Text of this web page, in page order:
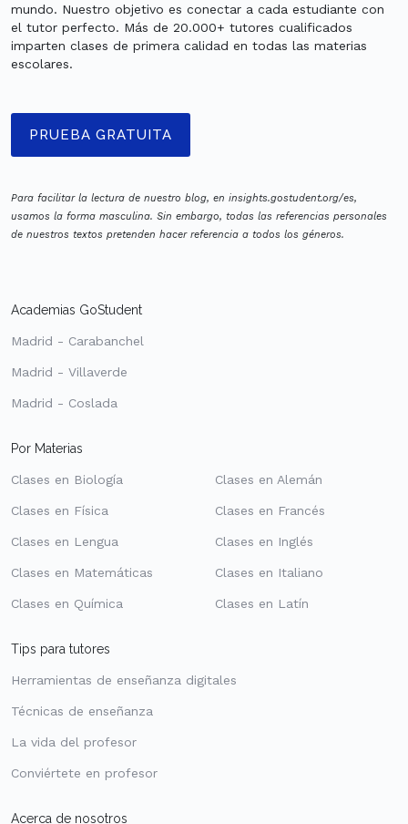
mundo. Nuestro objetivo es conectar a cada estudiante con
el tutor perfecto. Más de 20.000+ tutores cualificados
imparten clases de primera calidad en todas las materias
escolares.
PRUEBA GRATUITA
Para facilitar la lectura de nuestro blog, en insights.gostudent.org/es,
usamos la forma masculina. Sin embargo, todas las referencias personales
de nuestros textos pretenden hacer referencia a todos los géneros.
Academias GoStudent
Madrid - Carabanchel
Madrid - Villaverde
Madrid - Coslada
Por Materias
Clases en Biología
Clases en Física
Clases en Lengua
Clases en Matemáticas
Clases en Química
Clases en Alemán
Clases en Francés
Clases en Inglés
Clases en Italiano
Clases en Latín
Tips para tutores
Herramientas de enseñanza digitales
Técnicas de enseñanza
La vida del profesor
Conviértete en profesor
Acerca de nosotros